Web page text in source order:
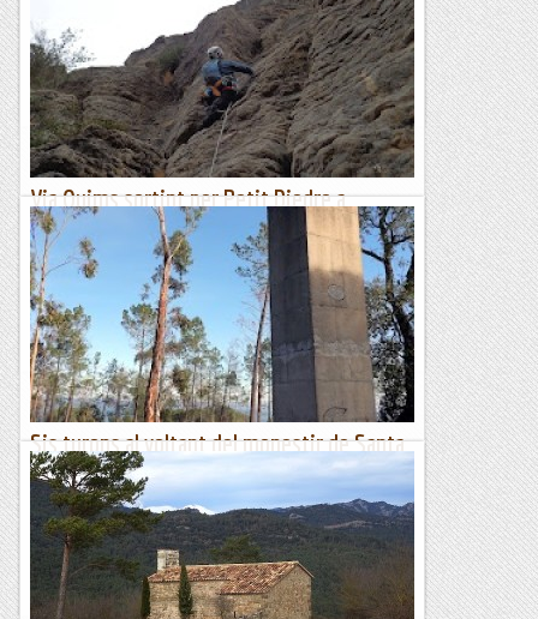
Seguim amb un febrer sec, amb poca pluja i poques
nevades. Un gran misteri, més enllà dels canons de neu, és
com s'ho fa Font-Romeu per tenir neu a pistes orientades a...
Relats de muntanya
Via Quims sortint per Petit Diedre a
l'Ermita de Santa Brígida.
Tenim un dia ben rufol i ens decidim per visitar aquest bonic
i bucòlic reconet de món.La via es una combinació ben
trempada i ens serveix per veure com les gasten per...
Les altres vies...
Sis turons al voltant del monestir de Santa
Maria de Roca-Rossa (460 m)
Dissabte 3 de febrer de 2024MatinalHora de sortida: Vuit del
matí. Ubicació: Comarca del Maresme. Temps aproximat: 3
h 15 min (8,4 km) Desnivell: 280 m...
Maifemcim.cat